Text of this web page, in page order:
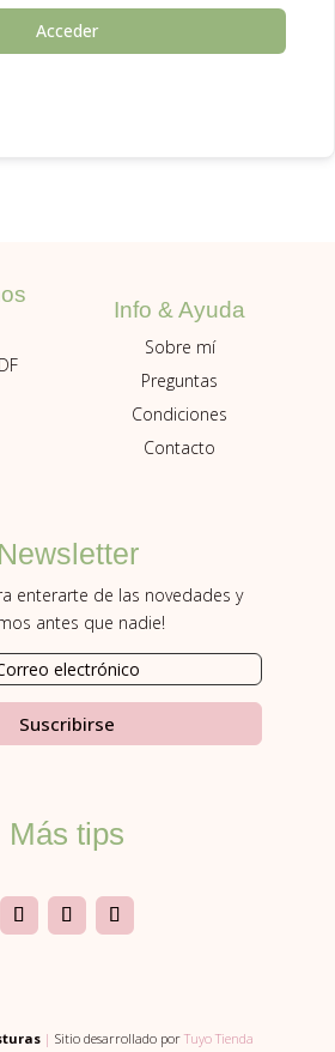
Acceder
Info & Ayuda
Sobre mí
Preguntas
Condiciones
Contacto
Newsletter
enterarte de las novedades y
antes que nadie!
Suscribirse
Más tips
| Sitio desarrollado por Tuyo Tienda